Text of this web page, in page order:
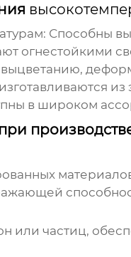
Способны
огнестойкими
в широком
или частиц,